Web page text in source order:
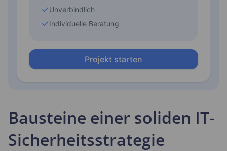
Bausteine einer soliden IT-
Sicherheitsstrategie